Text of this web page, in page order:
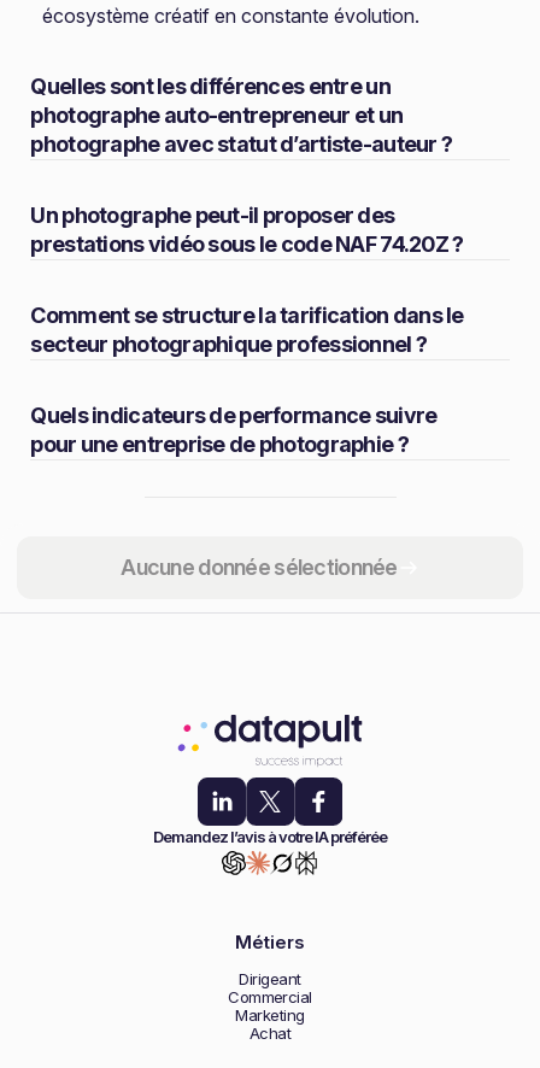
Aucune donnée sélectionnée
écosystème créatif en constante évolution.
Quelles sont les différences entre un
photographe auto-entrepreneur et un
photographe avec statut d’artiste-auteur ?
Un photographe peut-il proposer des
prestations vidéo sous le code NAF 74.20Z ?
Comment se structure la tarification dans le
secteur photographique professionnel ?
Quels indicateurs de performance suivre
pour une entreprise de photographie ?
Partager
Demandez l’avis à votre IA préférée
Métiers
Dirigeant
Commercial
Marketing
Achat